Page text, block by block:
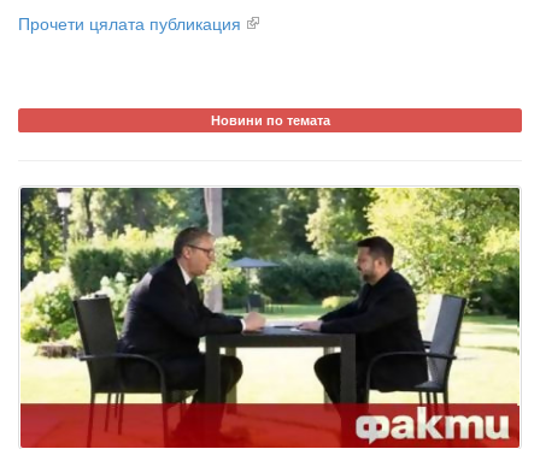
Прочети цялата публикация
Новини по темата